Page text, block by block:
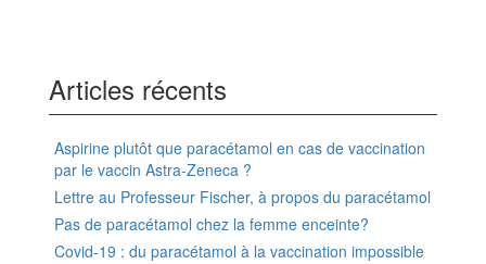
Articles récents
Aspirine plutôt que paracétamol en cas de vaccination
par le vaccin Astra-Zeneca ?
Lettre au Professeur Fischer, à propos du paracétamol
Pas de paracétamol chez la femme enceinte?
Covid-19 : du paracétamol à la vaccination impossible